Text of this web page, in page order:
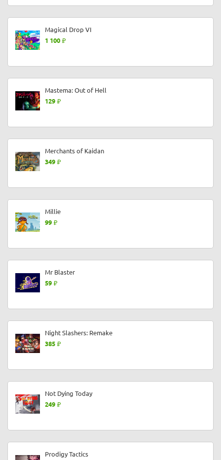
Magical Drop VI
1 100
Mastema: Out of Hell
129
Merchants of Kaidan
349
Millie
99
Mr Blaster
59
Night Slashers: Remake
385
Not Dying Today
249
Prodigy Tactics